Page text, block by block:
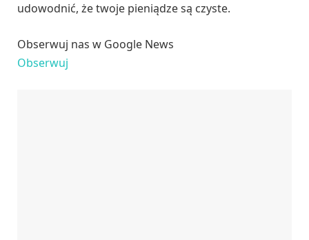
udowodnić, że twoje pieniądze są czyste.
Obserwuj nas w Google News
Obserwuj